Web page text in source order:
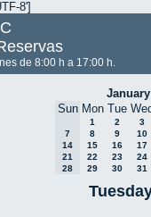
8']
de 8:00 h a 17:00 h.
Sun Mon Tue
1 2
3
7
8 9
10
14
15 16
17
21
22 23
24
28
29 30 31